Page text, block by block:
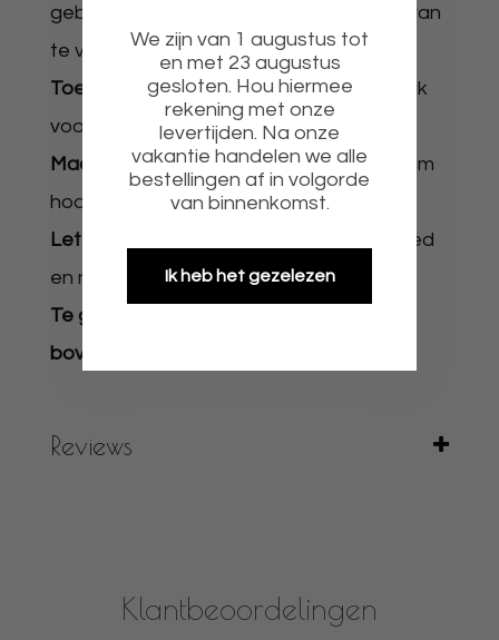
gebruik de acryl toppers raden we aan van
te voren met de hand af te wassen.
Toepassing:Te gebruiken op al uw gebak
voor leuke decoratie.
Maat:
12 a 13cm breed en maximaal 18cm
hoog inclusief prikker.
Let op:
De producten zijn geen speelgoed
en niet eetbaar.
Te gebruiken als topper als topper voor
bovenop de taart.
Reviews
Klantbeoordelingen
We zijn van 1 augustus tot
en met 23 augustus
gesloten. Hou hiermee
rekening met onze
levertijden. Na onze
vakantie handelen we alle
bestellingen af in volgorde
van binnenkomst.
Ik heb het gezelezen